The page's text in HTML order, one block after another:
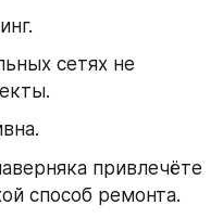
сетях не
привлечёте
способ ремонта.